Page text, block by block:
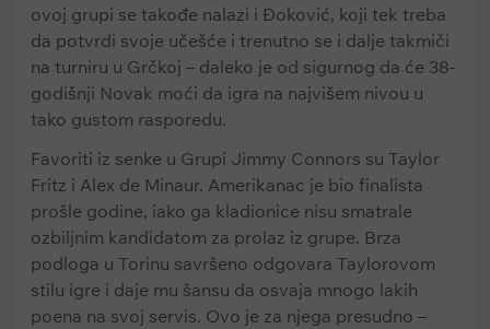
ovoj grupi se takođe nalazi i Đoković, koji tek treba
da potvrdi svoje učešće i trenutno se i dalje takmiči
na turniru u Grčkoj – daleko je od sigurnog da će 38-
godišnji Novak moći da igra na najvišem nivou u
tako gustom rasporedu.
Favoriti iz senke u Grupi Jimmy Connors su Taylor
Fritz i Alex de Minaur. Amerikanac je bio finalista
prošle godine, iako ga kladionice nisu smatrale
ozbiljnim kandidatom za prolaz iz grupe. Brza
podloga u Torinu savršeno odgovara Taylorovom
stilu igre i daje mu šansu da osvaja mnogo lakih
poena na svoj servis. Ovo je za njega presudno –